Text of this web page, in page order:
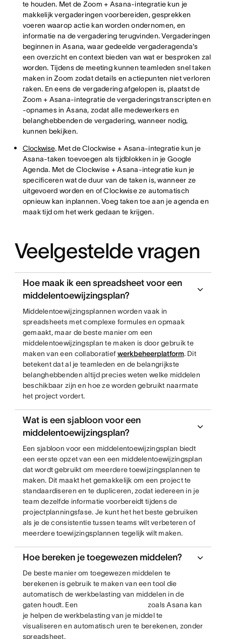
te houden. Met de Zoom + Asana-integratie kun je
makkelijk vergaderingen voorbereiden, gesprekken
voeren waarop actie kan worden ondernomen, en
informatie na de vergadering terugvinden. Vergaderingen
beginnen in Asana, waar gedeelde vergaderagenda's
een overzicht en context bieden van wat er besproken zal
worden. Tijdens de meeting kunnen teamleden snel taken
maken in Zoom zodat details en actiepunten niet verloren
raken. En eens de vergadering afgelopen is, plaatst de
Zoom + Asana-integratie de vergaderingstranscripten en
-opnames in Asana, zodat alle medewerkers en
belanghebbenden de vergadering, wanneer nodig,
kunnen bekijken.
Clockwise. Met de Clockwise + Asana-integratie kun je
Asana-taken toevoegen als tijdblokken in je Google
Agenda. Met de Clockwise + Asana-integratie kun je
specificeren wat de duur van de taken is, wanneer ze
uitgevoerd worden en of Clockwise ze automatisch
opnieuw kan inplannen. Voeg taken toe aan je agenda en
maak tijd om het werk gedaan te krijgen.
Veelgestelde vragen
Hoe maak ik een spreadsheet voor een
middelentoewijzingsplan?
Middelentoewijzingsplannen worden vaak in
spreadsheets met complexe formules en opmaak
gemaakt, maar de beste manier om een
middelentoewijzingsplan te maken is door gebruik te
maken van een collaboratief werkbeheerplatform. Dit
betekent dat al je teamleden en de belangrijkste
belanghebbenden altijd precies weten welke middelen
beschikbaar zijn en hoe ze worden gebruikt naarmate
het project vordert.
Wat is een sjabloon voor een
middelentoewijzingsplan?
Een sjabloon voor een middelentoewijzingsplan biedt
een eerste opzet van een een middelentoewijzingsplan
dat wordt gebruikt om meerdere toewijzingsplannen te
maken. Dit maakt het gemakkelijk om een project te
standaardiseren en te dupliceren, zodat iedereen in je
team dezelfde informatie voorbereidt tijdens de
projectplanningsfase. Je kunt het het beste gebruiken
als je de consistentie tussen teams wilt verbeteren of
meerdere toewijzingsplannen tegelijk wilt maken.
Hoe bereken je toegewezen middelen?
De beste manier om toegewezen middelen te
berekenen is gebruik te maken van een tool die
automatisch de werkbelasting van middelen in de
gaten houdt. Een
zoals Asana kan
je helpen de werkbelasting van je middel te
visualiseren en automatisch uren te berekenen, zonder
spreadsheet.